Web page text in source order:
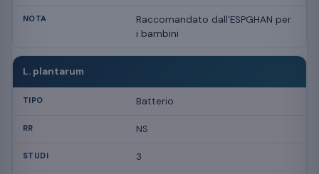
Raccomandato dall'ESPGHAN per
i bambini
L. plantarum
Batterio
NS
3